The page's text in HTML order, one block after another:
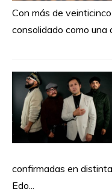
Con más de
consolidado como
confirmadas en
Edo